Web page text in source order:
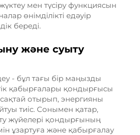
мен түсіру функциясын
өнімділікті едәуір
береді.
және суыту
- бұл тағы бір маңызды
қабырғалары қондырғысы
сақтай отырып, энергияны
тиіс. Сонымен қатар,
жүйелері қондырғының
ұзартуға және қабырғалау